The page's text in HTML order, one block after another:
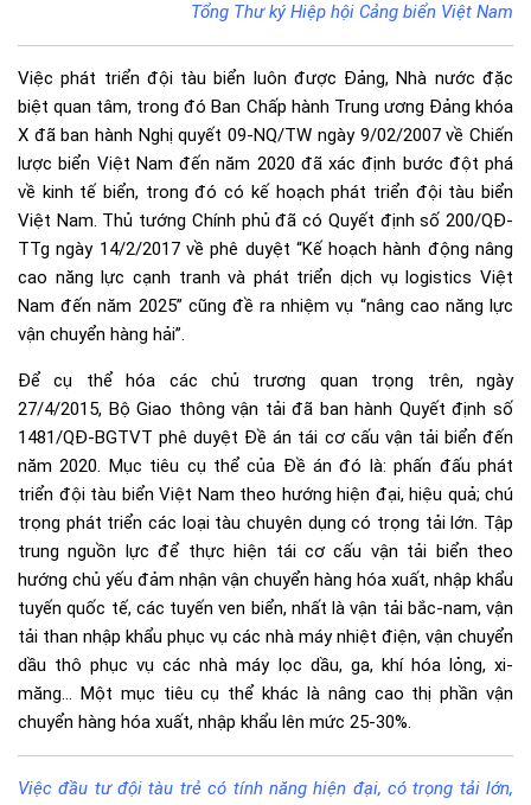
Tổng Thư ký Hiệp hội Cảng biển Việt Nam
Việc phát triển đội tàu biển luôn được Đảng, Nhà nước đặc
biệt quan tâm, trong đó Ban Chấp hành Trung ương Đảng khóa
X đã ban hành Nghị quyết 09-NQ/TW ngày 9/02/2007 về Chiến
lược biển Việt Nam đến năm 2020 đã xác định bước đột phá
về kinh tế biển, trong đó có kế hoạch phát triển đội tàu biển
Việt Nam. Thủ tướng Chính phủ đã có Quyết định số 200/QĐ-
TTg ngày 14/2/2017 về phê duyệt “Kế hoạch hành động nâng
cao năng lực cạnh tranh và phát triển dịch vụ logistics Việt
Nam đến năm 2025” cũng đề ra nhiệm vụ “nâng cao năng lực
vận chuyển hàng hải”.
Để cụ thể hóa các chủ trương quan trọng trên, ngày
27/4/2015, Bộ Giao thông vận tải đã ban hành Quyết định số
1481/QĐ-BGTVT phê duyệt Đề án tái cơ cấu vận tải biển đến
năm 2020. Mục tiêu cụ thể của Đề án đó là: phấn đấu phát
triển đội tàu biển Việt Nam theo hướng hiện đại, hiệu quả; chú
trọng phát triển các loại tàu chuyên dụng có trọng tải lớn. Tập
trung nguồn lực để thực hiện tái cơ cấu vận tải biển theo
hướng chủ yếu đảm nhận vận chuyển hàng hóa xuất, nhập khẩu
tuyến quốc tế, các tuyến ven biển, nhất là vận tải bắc-nam, vận
tải than nhập khẩu phục vụ các nhà máy nhiệt điện, vận chuyển
dầu thô phục vụ các nhà máy lọc dầu, ga, khí hóa lỏng, xi-
măng… Một mục tiêu cụ thể khác là nâng cao thị phần vận
chuyển hàng hóa xuất, nhập khẩu lên mức 25-30%.
Việc đầu tư đội tàu trẻ có tính năng hiện đại, có trọng tải lớn,